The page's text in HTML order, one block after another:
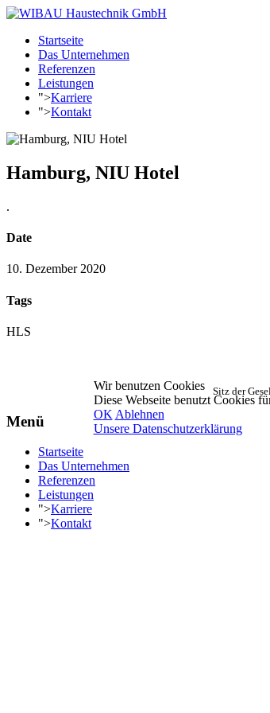
Startseite
Das Unternehmen
Referenzen
Leistungen
">Karriere
">Kontakt
Hamburg, NIU Hotel
.
Date
10. Dezember 2020
Tags
HLS
Sitz der
Menü
Startseite
Das Unternehmen
Referenzen
Leistungen
">Karriere
">Kontakt
Wir benutzen Cookies
Diese Webseite benutzt Cookies
OK Ablehnen
Unsere Datenschutzerklärung